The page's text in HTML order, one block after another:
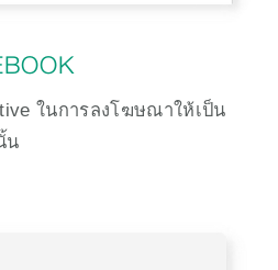
ในการลงโฆษณาให้เป็น
น